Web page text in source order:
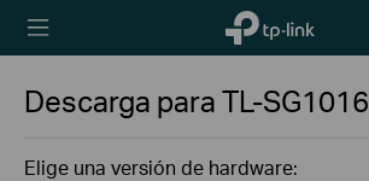
TP-Link,
Reliably
Descarga paraTL-SG1016
Elige una versión de hardware: